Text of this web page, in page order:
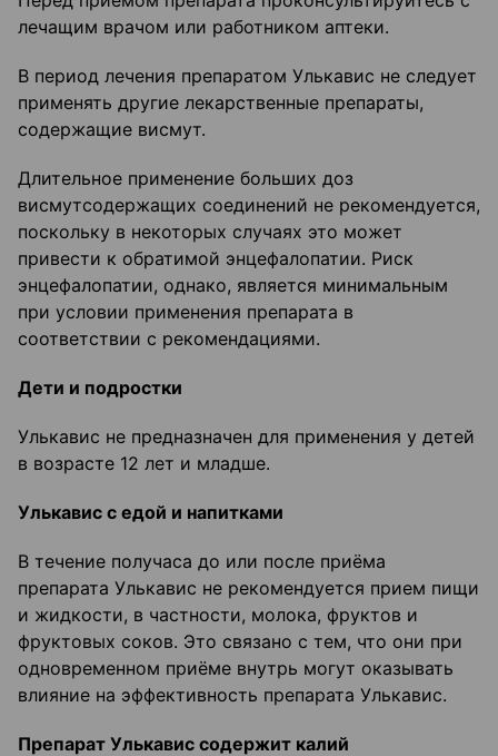
лечащим врачом или работником аптеки.
В период лечения препаратом Улькавис не следует
применять другие лекарственные препараты,
содержащие висмут.
Длительное применение больших доз
висмутсодержащих соединений не рекомендуется,
поскольку в некоторых случаях это может
привести к обратимой энцефалопатии. Риск
энцефалопатии, однако, является минимальным
при условии применения препарата в
соответствии с рекомендациями.
Дети и подростки
Улькавис не предназначен для применения у детей
в возрасте 12 лет и младше.
Улькавис с едой и напитками
В течение получаса до или после приёма
препарата Улькавис не рекомендуется прием пищи
и жидкости, в частности, молока, фруктов и
фруктовых соков. Это связано с тем, что они при
одновременном приёме внутрь могут оказывать
влияние на эффективность препарата Улькавис.
Препарат Улькавис содержит калий